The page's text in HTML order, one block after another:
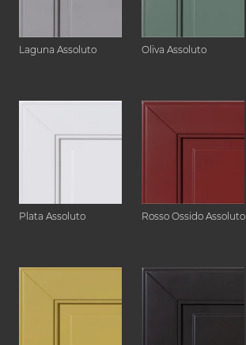
Laguna Assoluto Oliva Assoluto
Plata Assoluto Rosso Ossido Assoluto